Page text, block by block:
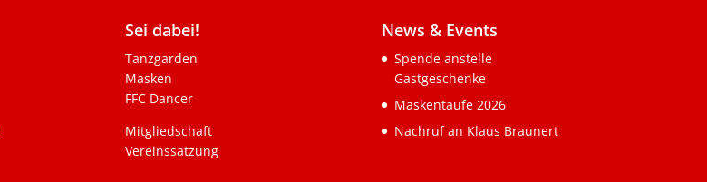
Sei dabei!
Tanzgarden
Masken
FFC Dancer
Mitgliedschaft
Vereinssatzung
News & Events
Spende anstelle
Gastgeschenke
Maskentaufe 2026
Nachruf an Klaus Braunert